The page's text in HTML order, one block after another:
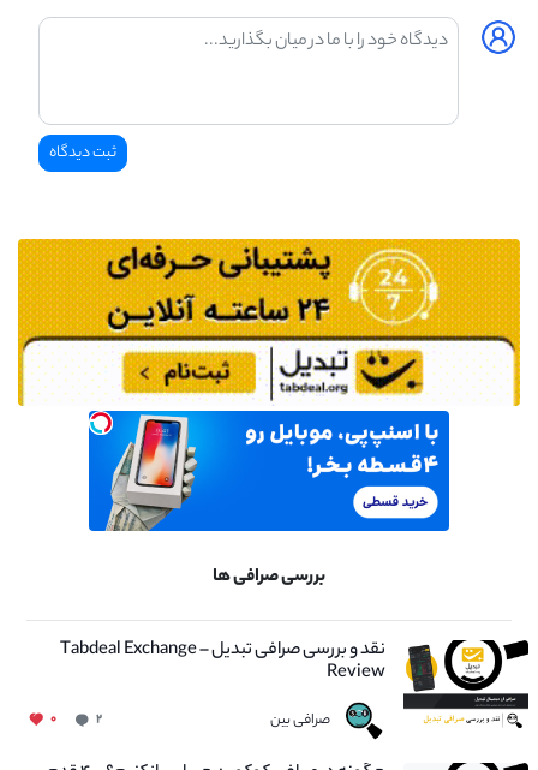
بررسی صرافی ها
نقد و بررسی صرافی تبدیل – Tabdeal Exchange
Review
صرافی بین ۲ ۰